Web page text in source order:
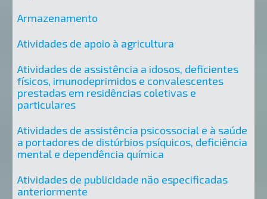
Armazenamento
Atividades de apoio à agricultura
Atividades de assistência a idosos, deficientes
físicos, imunodeprimidos e convalescentes
prestadas em residências coletivas e
particulares
Atividades de assistência psicossocial e à saúde
a portadores de distúrbios psíquicos, deficiência
mental e dependência química
Atividades de publicidade não especificadas
anteriormente